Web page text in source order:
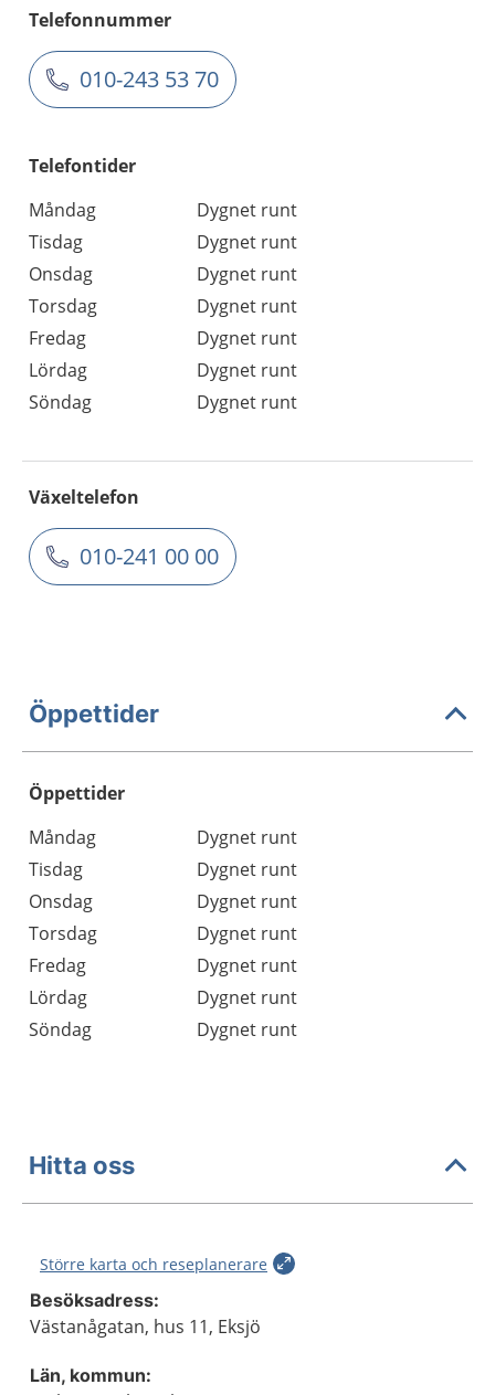
Telefonnummer
010-243 53 70
Telefontider
Måndag
Dygnet runt
Tisdag
Dygnet runt
Onsdag
Dygnet runt
Torsdag
Dygnet runt
Fredag
Dygnet runt
Lördag
Dygnet runt
Söndag
Dygnet runt
Växeltelefon
010-241 00 00
Öppettider
Öppettider
Dag
Öppettider
Kommentarer
Måndag
Dygnet runt
Tisdag
Dygnet runt
Onsdag
Dygnet runt
Torsdag
Dygnet runt
Fredag
Dygnet runt
Lördag
Dygnet runt
Söndag
Dygnet runt
Hitta oss
Större karta och reseplanerare
Besöksadress:
Västanågatan, hus 11, Eksjö
Län, kommun: